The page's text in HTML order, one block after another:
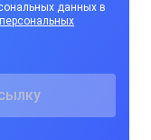
данных в